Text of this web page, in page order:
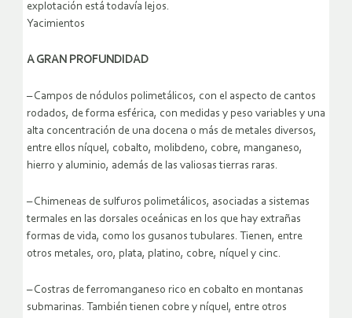
explotación está todavía lejos.
Yacimientos
A GRAN PROFUNDIDAD
– Campos de nódulos polimetálicos, con el aspecto de cantos
rodados, de forma esférica, con medidas y peso variables y una
alta concentración de una docena o más de metales diversos,
entre ellos níquel, cobalto, molibdeno, cobre, manganeso,
hierro y aluminio, además de las valiosas tierras raras.
– Chimeneas de sulfuros polimetálicos, asociadas a sistemas
termales en las dorsales oceánicas en los que hay extrañas
formas de vida, como los gusanos tubulares. Tienen, entre
otros metales, oro, plata, platino, cobre, níquel y cinc.
– Costras de ferromanganeso rico en cobalto en montanas
submarinas. También tienen cobre y níquel, entre otros